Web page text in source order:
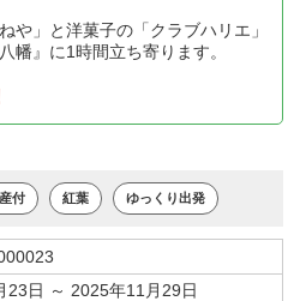
や」と洋菓子の「クラブハリエ」
幡』に1時間立ち寄ります。
付 紅葉 ゆっくり出発
23日 ～ 2025年11月29日